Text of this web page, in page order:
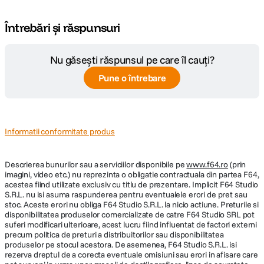
VITURE Beast ofera suport complet pentru 6DoF in aplicatia SpaceWalker,
Camera frontala RGB (Red, Green, Blue) permite captarea spatiala de
baza, iar functia de control dinamic al intunecarii permite ajustarea
nivelului de opacitate al lentilelor (9+ niveluri) in functie de mediul
inconjurator, de la spatii luminoase pana la imersiune completa in lumea
Ecranul tau, stilul tau, regulile tale
Sistemul VisionPair™ iti permite sa personalizezi dimensiunea, pozitia si
unghiul ecranului dupa preferinte. Poti alege dintre cinci moduri de
culoare, controla luminozitatea si volumul pe o scara de 9 niveluri si regla
axa de vizualizare, toate dintr-o interfata intuitiva. VITURE Beast sunt
ochelari care se adapteaza utilizatorului, nu invers.
CARACTERISTICI FIZICE:
155 x 50,1 x 56,5 mm (pliat), 191 × 85 ×
85 mm (desfacut)
Filtru
electrochromic
Nu
Low Blue Light Da
Flicker-Free Da
Întrebări și răspunsuri
Nu găsești răspunsul pe care îl cauți?
Pune o întrebare
Informatii conformitate produs
Descrierea bunurilor sau a serviciilor disponibile pewww.f64.ro(prin
imagini, video etc.) nu reprezinta o obligatie contractuala din partea F64,
acestea fiind utilizate exclusiv cu titlu de prezentare. Implicit F64 Studio
S.R.L. nu isi asuma raspunderea pentru eventualele erori de pret sau
stoc. Aceste erori nu obliga F64 Studio S.R.L. la nicio actiune. Preturile si
disponibilitatea produselor comercializate de catre F64 Studio SRL pot
suferi modificari ulterioare, acest lucru fiind influentat de factori externi
precum politica de preturi a distribuitorilor sau disponibilitatea
produselor pe stocul acestora. De asemenea, F64 Studio S.R.L. isi
rezerva dreptul de a corecta eventuale omisiuni sau erori in afisare care